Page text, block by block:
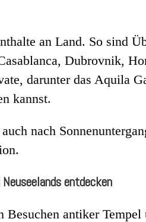
an Land. So sind
Dubrovnik,
darunter das Aquila
kannst.
nach
entdecken
antiker